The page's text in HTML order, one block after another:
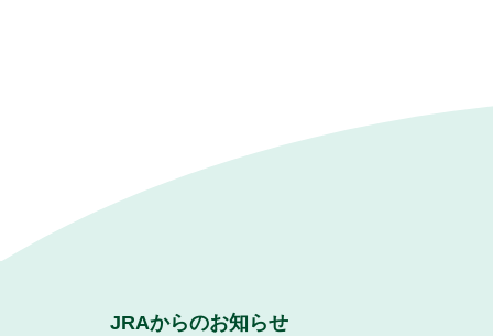
JRAからのお知らせ